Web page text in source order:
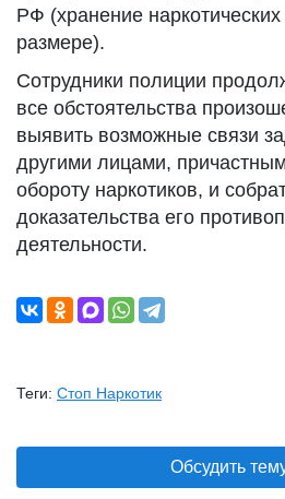
РФ (хранение
размере).
Сотрудники полиции
все обстоятельства
выявить возможные связи
другими лицами,
обороту наркотиков, и
доказательства его
деятельности.
Теги: Стоп Наркотик
Обсудить